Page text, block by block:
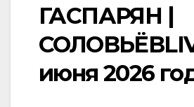
ГАСПАРЯН |
июня 2026